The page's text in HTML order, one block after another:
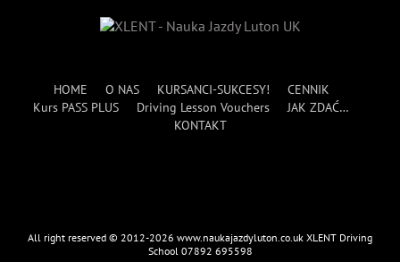
HOME O NAS KURSANCI-SUKCESY!
CENNIK
Kurs PASS PLUS
Driving Lesson Vouchers
JAK ZDAĆ…
KONTAKT
All right reserved © 2012-2026 www.naukajazdyluton.co.uk XLENT Driving
School 07892 695598